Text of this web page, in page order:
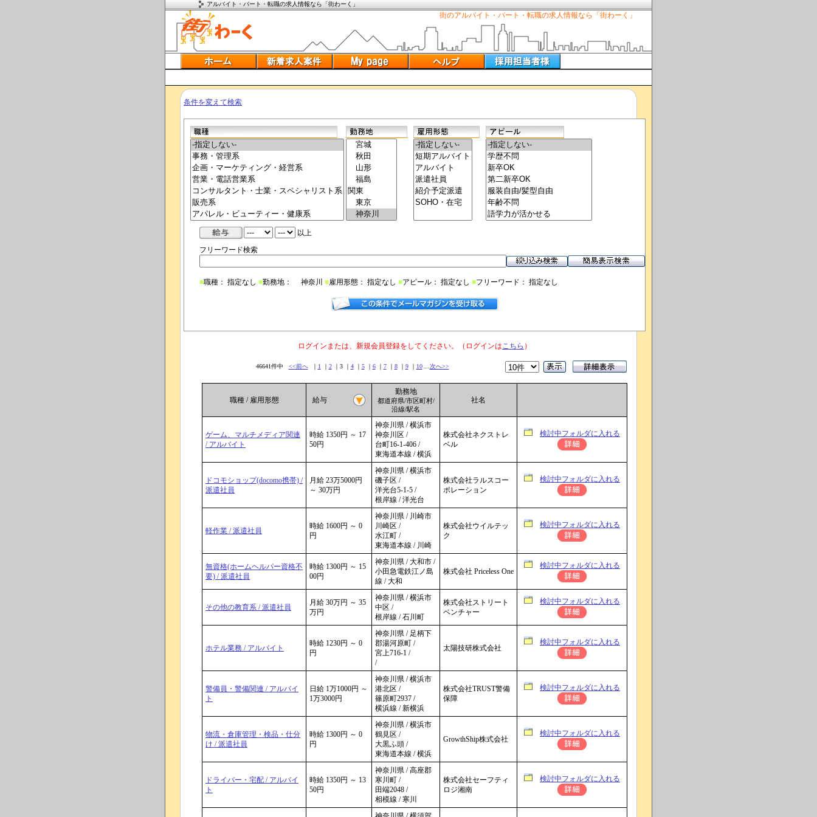
アルバイト・パート・転職の求人情報なら「街わーく」
街のアルバイト・パート・転職の求人情報なら「街わーく」
条件を変えて検索
以上
フリーワード検索
■職種： 指定なし ■勤務地： 神奈川 ■雇用形態： 指定なし ■アピール： 指定なし ■フリーワード： 指定なし
ログインまたは、新規会員登録をしてください。（ログインはこちら ）
46641件中 <<前へ｜ 1 ｜ 2｜3 ｜ 4｜ 5｜ 6｜ 7｜ 8｜ 9｜ 10... 次へ>>
職種 / 雇用形態 給与
勤務地
都道府県/市区町村/
沿線/駅名
社名
ゲーム、マルチメディア関連
/ アルバイト
時給 1350円 ～ 17
50円
神奈川県 / 横浜市
神奈川区 /
台町16-1-406 /
東海道本線 / 横浜
株式会社ネクストレ
ベル
検討中フォルダに入れる
ドコモショップ(docomo携帯) /
派遣社員
月給 23万5000円
～ 30万円
神奈川県 / 横浜市
磯子区 /
洋光台5-1-5 /
根岸線 / 洋光台
株式会社ラルスコー
ポレーション
検討中フォルダに入れる
軽作業 / 派遣社員
時給 1600円 ～ 0
円
神奈川県 / 川崎市
川崎区 /
水江町 /
東海道本線 / 川崎
株式会社ウイルテッ
ク
検討中フォルダに入れる
無資格(ホームヘルパー資格不
要) / 派遣社員
時給 1300円 ～ 15
00円
神奈川県 / 大和市 /
小田急電鉄江ノ島
線 / 大和
株式会社 Priceless One
検討中フォルダに入れる
その他の教育系 / 派遣社員
月給 30万円 ～ 35
万円
神奈川県 / 横浜市
中区 /
根岸線 / 石川町
株式会社ストリート
ベンチャー
検討中フォルダに入れる
ホテル業務 / アルバイト
時給 1230円 ～ 0
円
神奈川県 / 足柄下
郡湯河原町 /
宮上716-1 /
/
太陽技研株式会社
検討中フォルダに入れる
警備員・警備関連 / アルバイ
ト
日給 1万1000円 ～
1万3000円
神奈川県 / 横浜市
港北区 /
篠原町2937 /
横浜線 / 新横浜
株式会社TRUST警備
保障
検討中フォルダに入れる
物流・倉庫管理・検品・仕分
け / 派遣社員
時給 1300円 ～ 0
円
神奈川県 / 横浜市
鶴見区 /
大黒ふ頭 /
東海道本線 / 横浜
GrowthShip株式会社
検討中フォルダに入れる
ドライバー・宅配 / アルバイ
ト
時給 1350円 ～ 13
50円
神奈川県 / 高座郡
寒川町 /
田端2048 /
相模線 / 寒川
株式会社セーフティ
ロジ湘南
検討中フォルダに入れる